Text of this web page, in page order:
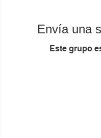
Envía una
Este grupo